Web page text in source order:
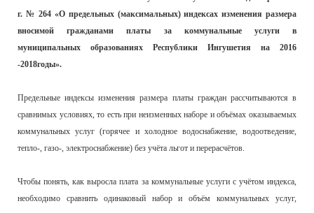
г. № 264 «О предельных (максимальных) индексах изменения размера
вносимой гражданами платы за коммунальные услуги в
муниципальных образованиях Республики Ингушетия на 2016
-2018годы».
Предельные индексы изменения размера платы граждан рассчитываются в
сравнимых условиях, то есть при неизменных наборе и объёмах оказываемых
коммунальных услуг (горячее и холодное водоснабжение, водоотведение,
тепло-, газо-, электроснабжение) без учёта льгот и перерасчётов.
Чтобы понять, как выросла плата за коммунальные услуги с учётом индекса,
необходимо сравнить одинаковый набор и объём коммунальных услуг,